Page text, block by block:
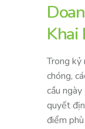
Khai
Trong kỷ
chóng,
cầu
quyết
điểm